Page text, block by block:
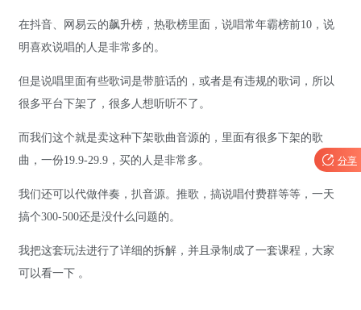
在抖音、网易云的飙升榜，热歌榜里面，说唱常年霸榜前10，说
明喜欢说唱的人是非常多的。
但是说唱里面有些歌词是带脏话的，或者是有违规的歌词，所以
很多平台下架了，很多人想听听不了。
而我们这个就是卖这种下架歌曲音源的，里面有很多下架的歌
曲，一份19.9-29.9，买的人是非常多。
我们还可以代做伴奏，扒音源。推歌，搞说唱付费群等等，一天
搞个300-500还是没什么问题的。
我把这套玩法进行了详细的拆解，并且录制成了一套课程，大家
可以看一下 。
 分享